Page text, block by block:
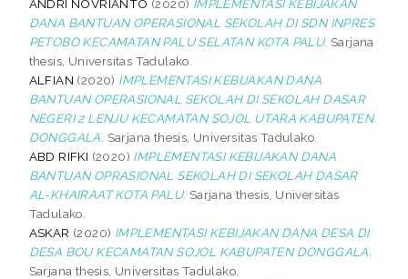
ANDRI NOVRIANTO (2020) IMPLEMENTASI KEBIJAKAN
DANA BANTUAN OPERASIONAL SEKOLAH DI SDN INPRES
PETOBO KECAMATAN PALU SELATAN KOTA PALU. Sarjana
thesis, Universitas Tadulako.
ALFIAN (2020) IMPLEMENTASI KEBIJAKAN DANA
BANTUAN OPERASIONAL SEKOLAH DI SEKOLAH DASAR
NEGERI 2 LENJU KECAMATAN SOJOL UTARA KABUPATEN
DONGGALA. Sarjana thesis, Universitas Tadulako.
ABD RIFKI (2020) IMPLEMENTASI KEBIJAKAN DANA
BANTUAN OPRASIONAL SEKOLAH DI SEKOLAH DASAR
AL-KHAIRAAT KOTA PALU. Sarjana thesis, Universitas
Tadulako.
ASKAR (2020) IMPLEMENTASI KEBIJAKAN DANA DESA DI
DESA BOU KECAMATAN SOJOL KABUPATEN DONGGALA.
Sarjana thesis, Universitas Tadulako.